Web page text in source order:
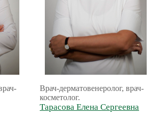
Врач-дерматовенеролог, врач-
косметолог.
Тарасова Елена Сергеевна